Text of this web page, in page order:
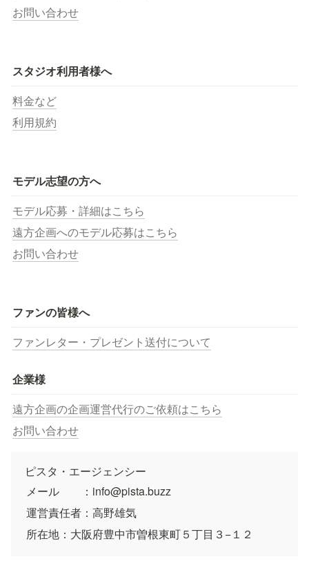
お問い合わせ
スタジオ利用者様へ
料金など
利用規約
モデル志望の方へ
モデル応募・詳細はこちら
遠方企画へのモデル応募はこちら
お問い合わせ
ファンの皆様へ
ファンレター・プレゼント送付について
企業様
遠方企画の企画運営代行のご依頼はこちら
お問い合わせ
ピスタ・エージェンシー
メール　　：info@pista.buzz
運営責任者：高野雄気
所在地：大阪府豊中市曽根東町５丁目３−１２